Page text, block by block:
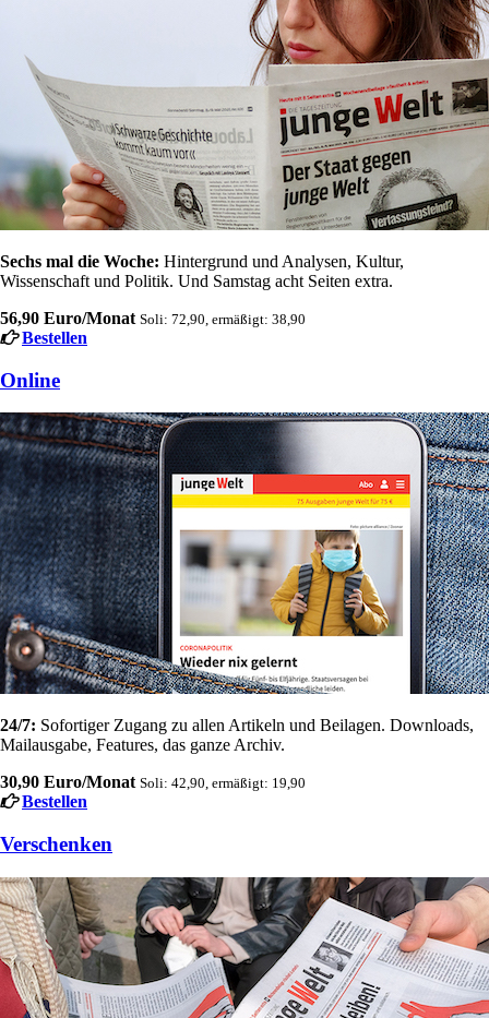
Sechs mal die Woche: Hintergrund und Analysen, Kultur,
Wissenschaft und Politik. Und Samstag acht Seiten extra.
56,90 Euro/Monat Soli: 72,90, ermäßigt: 38,90
Bestellen
Online
24/7: Sofortiger Zugang zu allen Artikeln und Beilagen. Downloads,
Mailausgabe, Features, das ganze Archiv.
30,90 Euro/Monat Soli: 42,90, ermäßigt: 19,90
Bestellen
Verschenken